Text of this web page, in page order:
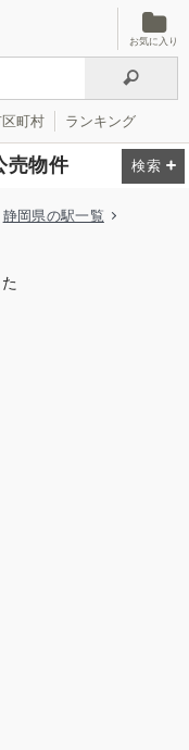
お気に入り
町村 ランキング
売物件
静岡県の駅一覧